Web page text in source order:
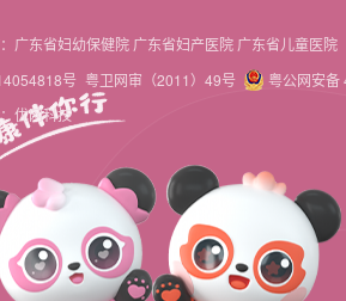
广东省妇幼保健院 广东省妇产医院 广东省儿童医院
号 粤卫网审（2011）49号
粤公网安
优网科技